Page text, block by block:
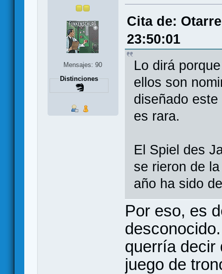
Mensajes: 90
Distinciones
Cita de:
23:50:01
Lo dirá
ellos son
diseñado
es rara.
El Spiel des
se rieron de
año ha sido
Por eso, es
querría decir
juego de